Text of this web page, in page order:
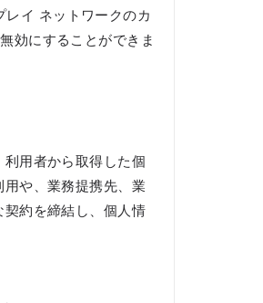
イ ネットワークのカ
効にすることができま
用者から取得した個
や、業務提携先、業
約を締結し、個人情